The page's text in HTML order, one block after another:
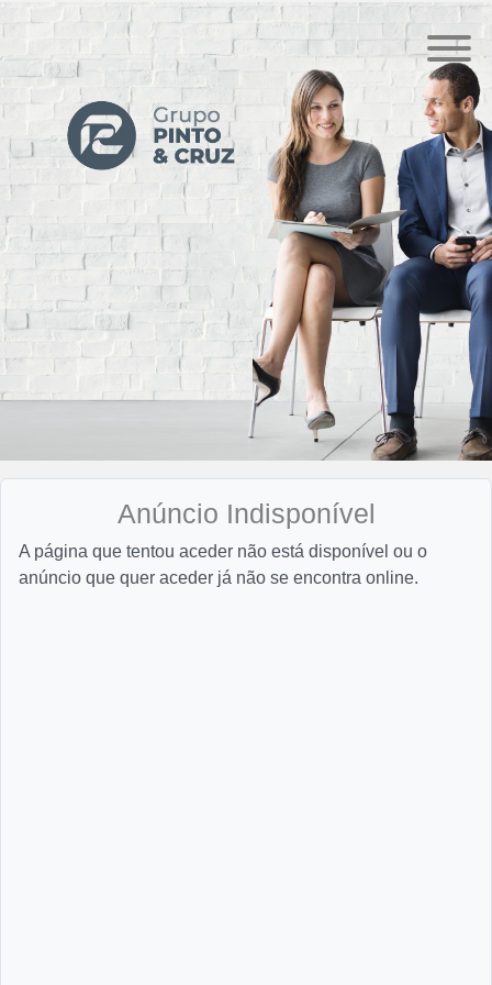
Anúncio Indisponível
A página que tentou aceder não está disponível ou o
anúncio que quer aceder já não se encontra online.